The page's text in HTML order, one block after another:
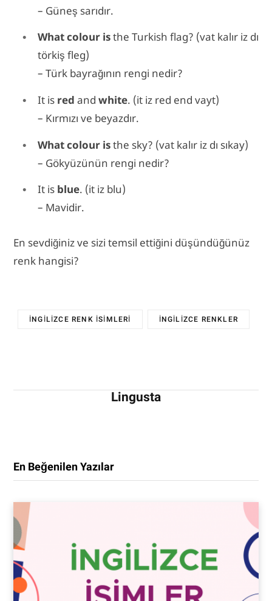
– Güneş sarıdır.
What colour isthe Turkish flag? (vat kalır iz dı
törkiş fleg)
– Türk bayrağının rengi nedir?
It is red and white. (it iz red end vayt)
– Kırmızı ve beyazdır.
What colour isthe sky? (vat kalır iz dı sıkay)
– Gökyüzünün rengi nedir?
It is blue. (it iz blu)
– Mavidir.
En sevdiğiniz ve sizi temsil ettiğini düşündüğünüz
renk hangisi?
INGILIZCE RENK ISIMLERI INGILIZCE RENKLER
Lingusta
En Beğenilen Yazılar